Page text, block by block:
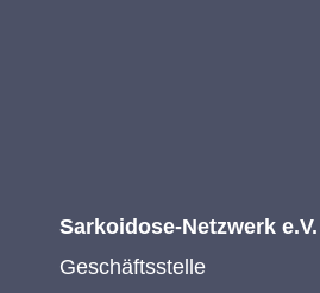
Sarkoidose-Netzwerk e.V.
Geschäftsstelle